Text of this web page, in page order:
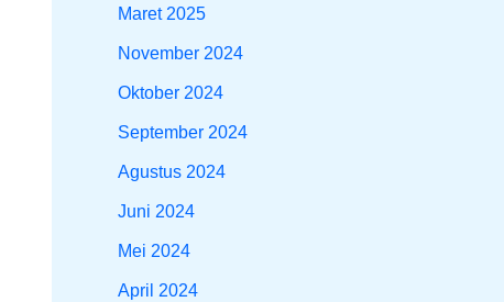
Maret 2025
November 2024
Oktober 2024
September 2024
Agustus 2024
Juni 2024
Mei 2024
April 2024